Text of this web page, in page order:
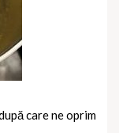
care ne oprim